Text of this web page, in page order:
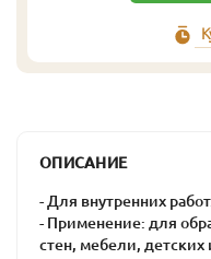
ОПИСАНИЕ
- Для внутренних работ.
- Применение: для
стен, мебели, детских